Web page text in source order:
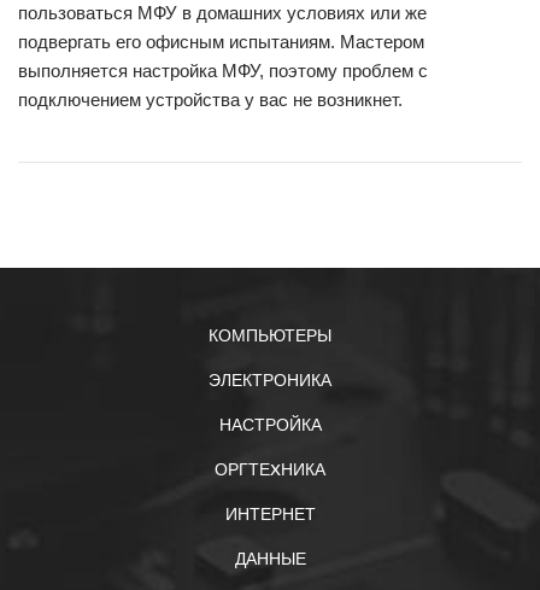
пользоваться МФУ в домашних условиях или же
подвергать его офисным испытаниям. Мастером
выполняется настройка МФУ, поэтому проблем с
подключением устройства у вас не возникнет.
КОМПЬЮТЕРЫ
ЭЛЕКТРОНИКА
НАСТРОЙКА
ОРГТЕXНИКА
ИНТЕРНЕТ
ДАННЫЕ